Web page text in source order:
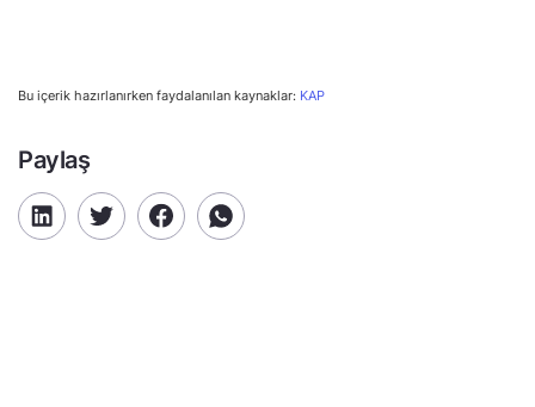
Bu içerik hazırlanırken faydalanılan kaynaklar: KAP
Paylaş